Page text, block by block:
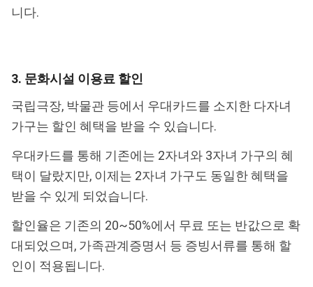
니다.
3. 문화시설 이용료 할인
국립극장, 박물관 등에서 우대카드를 소지한 다자녀
가구는 할인 혜택을 받을 수 있습니다.
우대카드를 통해 기존에는 2자녀와 3자녀 가구의 혜
택이 달랐지만, 이제는 2자녀 가구도 동일한 혜택을
받을 수 있게 되었습니다.
할인율은 기존의 20~50%에서 무료 또는 반값으로 확
대되었으며, 가족관계증명서 등 증빙서류를 통해 할
인이 적용됩니다.